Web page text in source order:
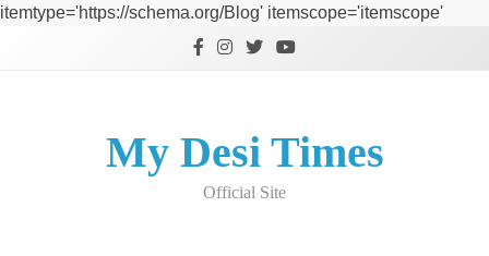
itemtype='https://schema.org/Blog' itemscope='itemscope'
My Desi Times
Official Site